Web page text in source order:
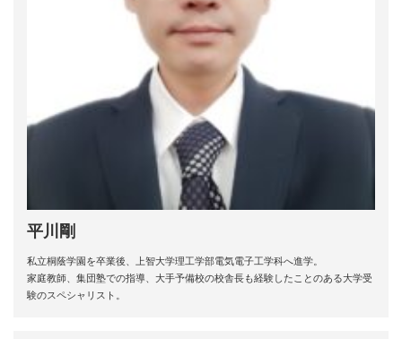
平川剛
私立桐蔭学園を卒業後、上智大学理工学部電気電子工学科へ進学。
家庭教師、集団塾での指導、大手予備校の校舎長も経験したことのある大学受
験のスペシャリスト。